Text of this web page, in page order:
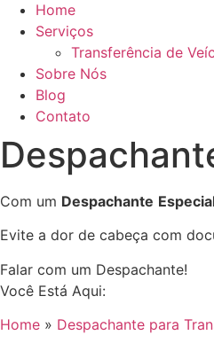
Home
Serviços
Transferência de
Sobre Nós
Blog
Contato
Com um Despachante
Evite a dor de cabeça com
Falar com um Despachante!
Você Está Aqui:
Home » Despachante para